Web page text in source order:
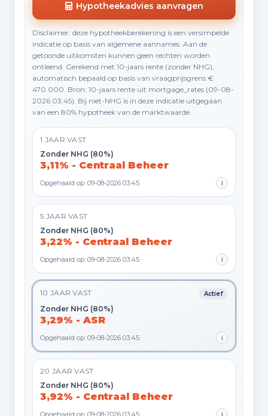
Hypotheekadvies aanvragen
Disclaimer: deze hypotheekberekening is een versimpelde
indicatie op basis van algemene aannames. Aan de
getoonde uitkomsten kunnen geen rechten worden
ontleend. Gerekend met 10-jaars rente (zonder NHG),
automatisch bepaald op basis van vraagprijsgrens €
470.000. Bron: 10-jaars rente uit mortgage_rates (09-08-
2026 03:45). Bij niet-NHG is in deze indicatie uitgegaan
van een 80% hypotheek van de marktwaarde.
1 JAAR VAST
Zonder NHG (80%)
3,11% - Centraal Beheer
Opgehaald op: 09-08-2026 03:45 i
5 JAAR VAST
Zonder NHG (80%)
3,22% - Centraal Beheer
Opgehaald op: 09-08-2026 03:45 i
10 JAAR VAST Actief
Zonder NHG (80%)
3,29% - ASR
Opgehaald op: 09-08-2026 03:45 i
20 JAAR VAST
Zonder NHG (80%)
3,92% - Centraal Beheer
Opgehaald op: 09-08-2026 03:45 i